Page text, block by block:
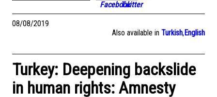
08/08/2019
Also available in Turkish,English
Turkey: Deepening backslide
in human rights: Amnesty